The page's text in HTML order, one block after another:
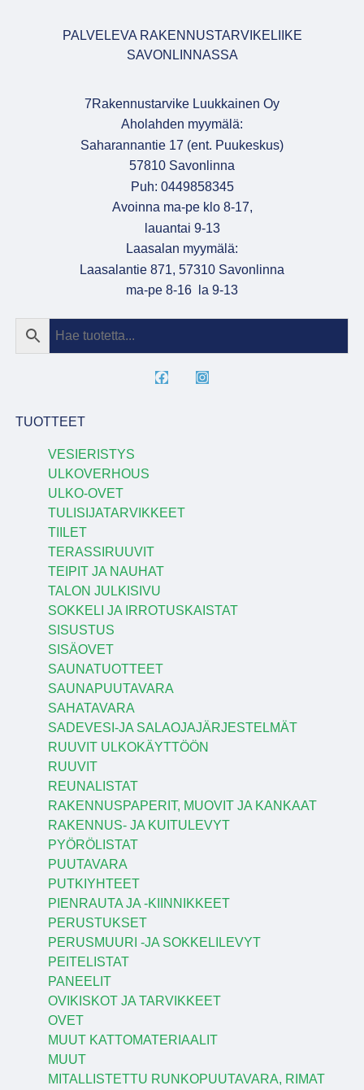
PALVELEVA RAKENNUSTARVIKELIIKE
SAVONLINNASSA
7Rakennustarvike Luukkainen Oy
Aholahden myymälä:
Saharannantie 17 (ent. Puukeskus)
57810 Savonlinna
Puh: 0449858345
Avoinna ma-pe klo 8-17,
lauantai 9-13
Laasalan myymälä:
Laasalantie 871, 57310 Savonlinna
ma-pe 8-16 la 9-13
TUOTTEET
VESIERISTYS
ULKOVERHOUS
ULKO-OVET
TULISIJATARVIKKEET
TIILET
TERASSIRUUVIT
TEIPIT JA NAUHAT
TALON JULKISIVU
SOKKELI JA IRROTUSKAISTAT
SISUSTUS
SISÄOVET
SAUNATUOTTEET
SAUNAPUUTAVARA
SAHATAVARA
SADEVESI-JA SALAOJAJÄRJESTELMÄT
RUUVIT ULKOKÄYTTÖÖN
RUUVIT
REUNALISTAT
RAKENNUSPAPERIT, MUOVIT JA KANKAAT
RAKENNUS- JA KUITULEVYT
PYÖRÖLISTAT
PUUTAVARA
PUTKIYHTEET
PIENRAUTA JA -KIINNIKKEET
PERUSTUKSET
PERUSMUURI -JA SOKKELILEVYT
PEITELISTAT
PANEELIT
OVIKISKOT JA TARVIKKEET
OVET
MUUT KATTOMATERIAALIT
MUUT
MITALLISTETTU RUNKOPUUTAVARA, RIMAT